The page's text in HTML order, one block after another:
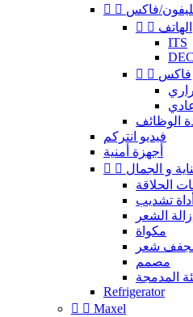
  فاكس
  الهاتف
ITS
  فاكس
الوظائف
فيديو انتركم
أجهزة أمنية
  و الجمال
الحلاقة
أداة تشديب
إزالة الشعر
مكواة
شعر
مصمم
المدمجة
Refrigerator
  Maxel